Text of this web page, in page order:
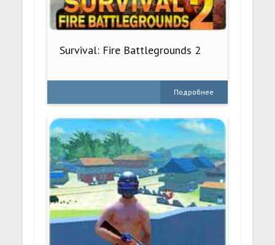
Survival: Fire Battlegrounds 2
Подробнее